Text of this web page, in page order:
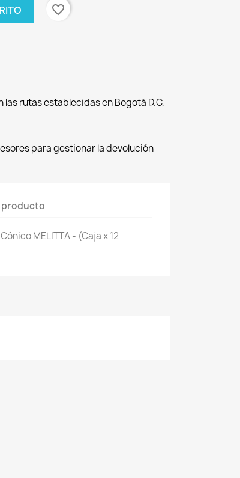
favorite_border
rutas establecidas en Bogotá D.C,
para gestionar la devolución
producto
MELITTA - (Caja x 12